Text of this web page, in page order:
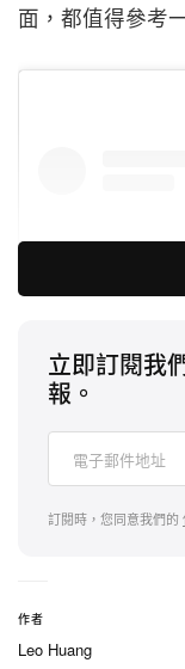
面，都值得參考
在 Instagram 查看
立即訂閱我
報。
訂閱時，您同意我們的
作者
Leo Huang